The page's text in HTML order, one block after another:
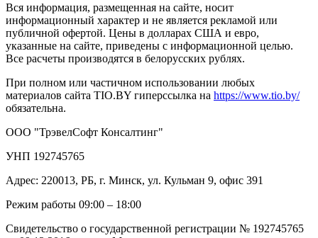
Вся информация, размещенная на сайте, носит
информационный характер и не является рекламой или
публичной офертой. Цены в долларах США и евро,
указанные на сайте, приведены с информационной целью.
Все расчеты производятся в белорусских рублях.
При полном или частичном использовании любых
материалов сайта TIO.BY гиперссылка на https://www.tio.by/
обязательна.
ООО "ТрэвелСофт Консалтинг"
УНП 192745765
Адрес: 220013, РБ, г. Минск, ул. Кульман 9, офис 391
Режим работы 09:00 – 18:00
Свидетельство о государственной регистрации № 192745765